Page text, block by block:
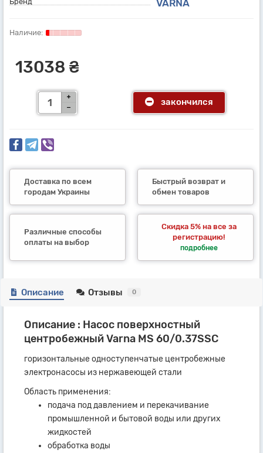
VARNA
13038 ₴
закончился
Доставка по всем
городам Украины
Быстрый возврат и
обмен товаров
Различные способы
оплаты на выбор
Скидка 5% на все за
регистрацию!
подробнее
Описание Отзывы 0
Описание : Насос поверхностный
центробежный Varna MS 60/0.37SSC
горизонтальные одноступенчатые центробежные
электронасосы из нержавеющей стали
Область применения:
подача под давлением и перекачивание
промышленной и бытовой воды или других
жидкостей
обработка воды